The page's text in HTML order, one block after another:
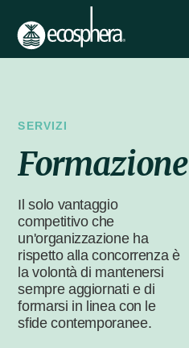
SERVIZI
Formazione
Il solo vantaggio
competitivo che
un'organizzazione ha
rispetto alla concorrenza è
la volontà di mantenersi
sempre aggiornati e di
formarsi in linea con le
sfide contemporanee.